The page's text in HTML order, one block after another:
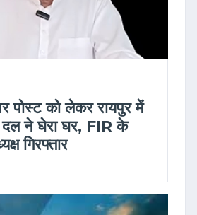
पोस्ट को लेकर रायपुर में
दल ने घेरा घर, FIR के
गिरफ्तार